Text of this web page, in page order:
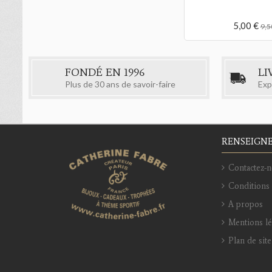
5,00 €
FONDÉ EN 1996
Plus de 30 ans de savoir-faire
Contactez-
Conditions
A propos
Mentions
Plan de site